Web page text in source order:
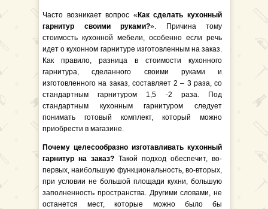
Часто возникает вопрос « Как сделать кухонный
гарнитур своими руками?». Причина тому
стоимость кухонной мебели, особенно если речь
идет о кухонном гарнитуре изготовленным на заказ.
Как правило, разница в стоимости кухонного
гарнитура, сделанного своими руками и
изготовленного на заказ, составляет 2 – 3 раза, со
стандартным гарнитуром 1,5 -2 раза. Под
стандартным кухонным гарнитуром следует
понимать готовый комплект, который можно
приобрести в магазине.
Почему целесообразно изготавливать кухонный
гарнитур на заказ? Такой подход обеспечит, во-
первых, наибольшую функциональность, во-вторых,
при условии не большой площади кухни, большую
заполненность пространства. Другими словами, не
останется мест, которые можно было бы